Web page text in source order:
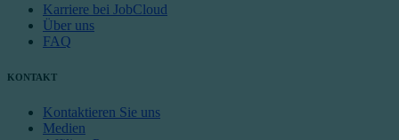
Karriere bei JobCloud
Über uns
FAQ
KONTAKT
Kontaktieren Sie uns
Medien